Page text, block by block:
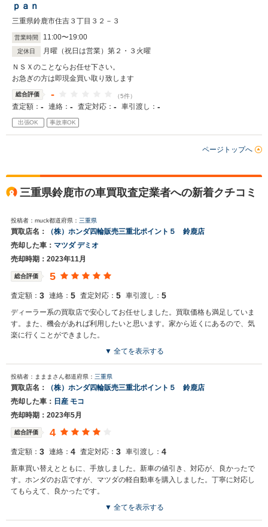
ｐａｎ
三重県鈴鹿市住吉３丁目３２－３
営業時間 11:00〜19:00
定休日
月曜（祝日は営業）第２・３火曜
ＮＳＸのことならお任せ下さい。
お急ぎの方は即現金買い取り致します
総合評価 - （5件）
査定額： - 連絡： - 査定対応： - 車引渡し： -
出張OK 事故車OK
ページトップへ
三重県鈴鹿市の車買取査定業者への新着クチコミ
投稿者：muck都道府県： 三重県
買取店名：
（株）ホンダ四輪販売三重北ポイント５ 鈴鹿店
売却した車： マツダ デミオ
売却時期：2023年11月
総合評価 5
査定額： 3 連絡： 5 査定対応： 5 車引渡し： 5
ディーラー系の買取店で安心してお任せしました。買取価格も満足していま
す。また、機会があれば利用したいと思います。家から近くにあるので、気
楽に行くことができました。
買取店からの返信
muck様 この度は数あるお店から、当店を選んで頂き誠にありがとうご
ざいました。 またの機会がございましたら、ご相談いただければと思
います。 今後とも、よろしくお願い申し上げます。
▼ 全てを表示する
投稿者：まままさん都道府県： 三重県
買取店名：
（株）ホンダ四輪販売三重北ポイント５ 鈴鹿店
売却した車： 日産 モコ
売却時期：2023年5月
総合評価 4
査定額： 3 連絡： 4 査定対応： 3 車引渡し： 4
新車買い替えとともに、手放しました。新車の値引き、対応が、良かったで
す。ホンダのお店ですが、マツダの軽自動車を購入しました。丁寧に対応し
てもらえて、良かったです。
買取店からの返信
▼ 全てを表示する